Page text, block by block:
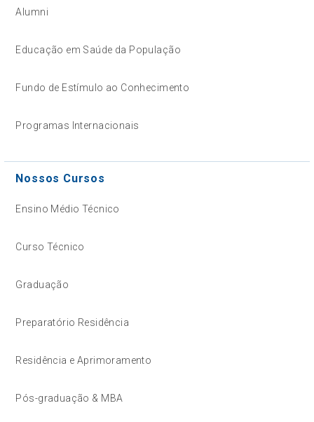
Alumni
Educação em Saúde da População
Fundo de Estímulo ao Conhecimento
Programas Internacionais
Nossos Cursos
Ensino Médio Técnico
Curso Técnico
Graduação
Preparatório Residência
Residência e Aprimoramento
Pós-graduação & MBA